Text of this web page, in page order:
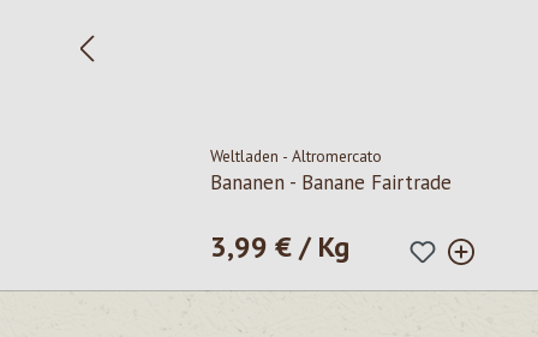
Weltladen - Altromercato
Bananen - Banane Fairtrade
Regulärer Preis:
3,99 € / Kg